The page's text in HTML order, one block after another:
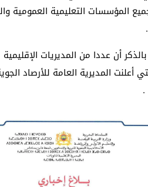
بجميع المؤسسات التعليمية العمومية
أن عددا من المديريات
أعلنت المديرية العامة
.